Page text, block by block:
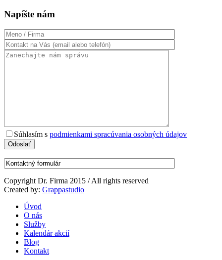
Napíšte nám
Súhlasím s podmienkami spracúvania osobných údajov
Copyright Dr. Firma 2015 / All rights reserved
Created by: Grappastudio
Úvod
O nás
Služby
Kalendár akcií
Blog
Kontakt